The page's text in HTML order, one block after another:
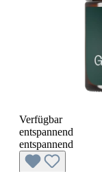
Verfügbar
entspannend
entspannend